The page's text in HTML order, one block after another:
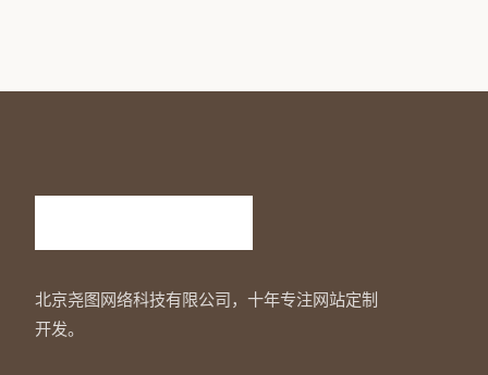
北京尧图网络科技有限公司，十年专注网站定制
开发。